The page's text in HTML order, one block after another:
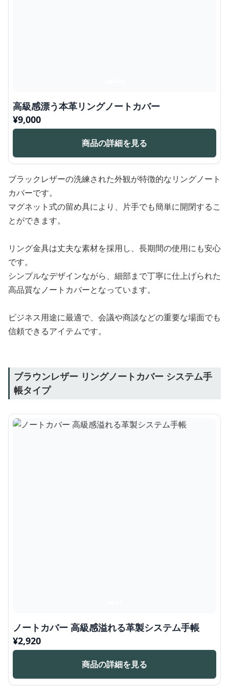
高級感漂う本革リングノートカバー
¥9,000
商品の詳細を見る
ブラックレザーの洗練された外観が特徴的なリングノート
カバーです。
マグネット式の留め具により、片手でも簡単に開閉するこ
とができます。
リング金具は丈夫な素材を採用し、長期間の使用にも安心
です。
シンプルなデザインながら、細部まで丁寧に仕上げられた
高品質なノートカバーとなっています。
ビジネス用途に最適で、会議や商談などの重要な場面でも
信頼できるアイテムです。
ブラウンレザー リングノートカバー システム手
帳タイプ
ノートカバー 高級感溢れる革製システム手帳
¥2,920
商品の詳細を見る